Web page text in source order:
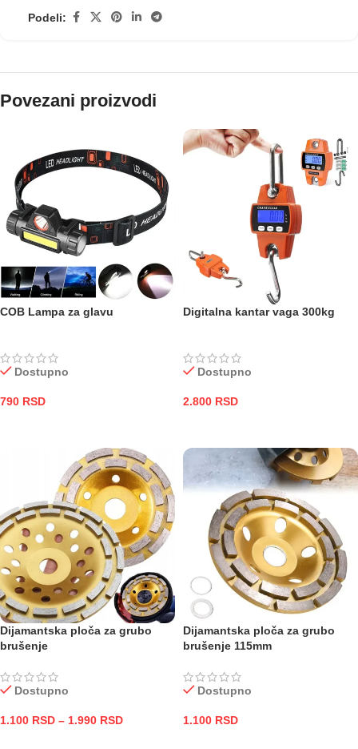
Podeli:
Povezani proizvodi
COB Lampa za glavu
Dostupno
790 RSD
Digitalna kantar vaga 300kg
Dostupno
2.800 RSD
Dijamantska ploča za grubo
brušenje
Dostupno
1.100 RSD – 1.990 RSD
Dijamantska ploča za grubo
brušenje 115mm
Dostupno
1.100 RSD